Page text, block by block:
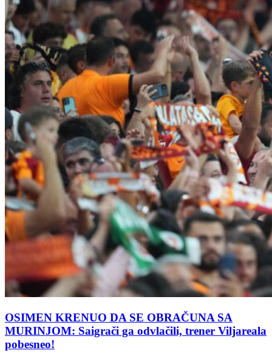
OSIMEN KRENUO DA SE OBRAČUNA SA
MURINJOM: Saigrači ga odvlačili, trener Viljareala
pobesneo!